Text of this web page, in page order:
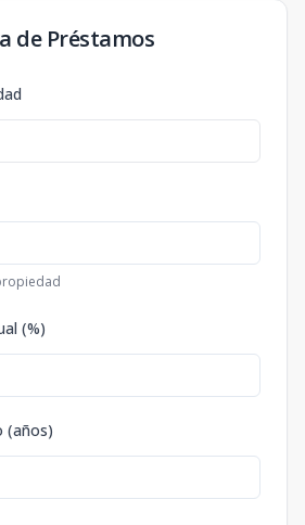
de Préstamos
(%)
(años)